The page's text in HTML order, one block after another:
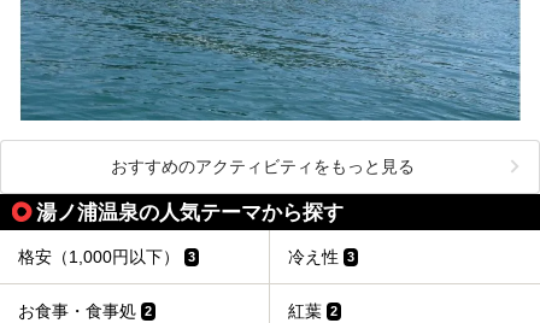
おすすめのアクティビティをもっと見る
湯ノ浦温泉の人気テーマから探す
格安（1,000円以下） 3 冷え性 3
お食事・食事処 2 紅葉 2